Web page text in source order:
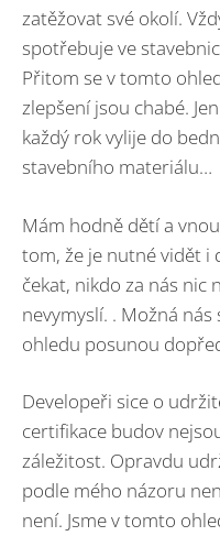
zatěžovat své okolí.
spotřebuje ve
Přitom se v tomto
zlepšení jsou chabé.
každý rok vylije do
stavebního materiálu…
Mám hodně dětí a
tom, že je nutné vidět i
čekat, nikdo za nás nic
nevymyslí. . Možná
ohledu posunou
Developeři sice o
certifikace budov
záležitost. Opravdu
podle mého názoru
není. Jsme v tomto